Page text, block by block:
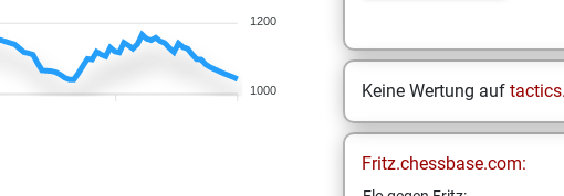
1200
1000 Keine Wertung auf
Fritz.chessbase.com: